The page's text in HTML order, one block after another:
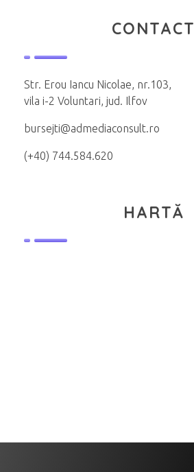
CONTACT
Str. Erou Iancu Nicolae, nr.103,
vila i-2 Voluntari, jud. Ilfov
bursejti@admediaconsult.ro
(+40) 744.584.620
HARTĂ